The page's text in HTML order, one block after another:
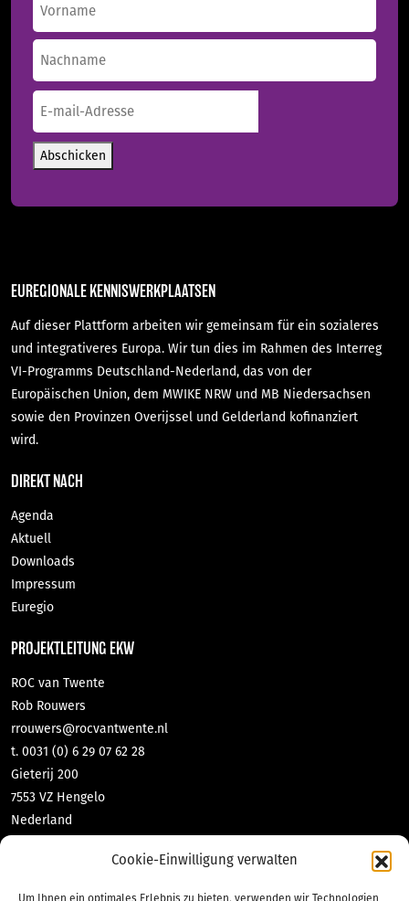
Cookie-Einwilligung verwalten
Um Ihnen ein optimales Erlebnis zu bieten, verwenden wir Technologien
Vorname
Nachname
Adresse(erforderlich)
Abschicken
EUREGIONALE KENNISWERKPLAATSEN
Auf dieser Plattform arbeiten wir gemeinsam für ein sozialeres
und integrativeres Europa. Wir tun dies im Rahmen des Interreg
VI-Programms Deutschland-Nederland, das von der
Europäischen Union, dem MWIKE NRW und MB Niedersachsen
sowie den Provinzen Overijssel und Gelderland kofinanziert
wird.
DIREKT NACH
Agenda
Aktuell
Downloads
Impressum
Euregio
PROJEKTLEITUNG EKW
ROC van Twente
Rob Rouwers
rrouwers@rocvantwente.nl
t. 0031 (0) 6 29 07 62 28
Gieterij 200
7553 VZ Hengelo
Nederland